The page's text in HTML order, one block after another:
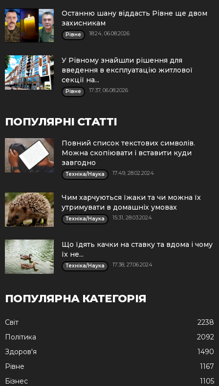
Останню шану віддасть Рівне ще двом
захисникам
Рівне 18:24, 06.08.2026
У Рівному знайшли рішення для
введення в експлуатацію житлової
секції на...
Рівне 17:37, 06.08.2026
ПОПУЛЯРНІ СТАТТІ
Повний список текстових символів.
Можна скопіювати і вставити куди
завгодно
Техніка/Наука 17:49, 28.02.2024
Чим харчуються їжаки та чи можна їх
утримувати в домашніх умовах
Техніка/Наука 15:31, 28.03.2024
Що їдять качки на ставку та вдома і чому
їх не...
Техніка/Наука 17:38, 27.06.2024
ПОПУЛЯРНА КАТЕГОРІЯ
Cвіт
2238
Політика
2092
Здоров'я
1490
Рівне
1167
Бізнес
1105